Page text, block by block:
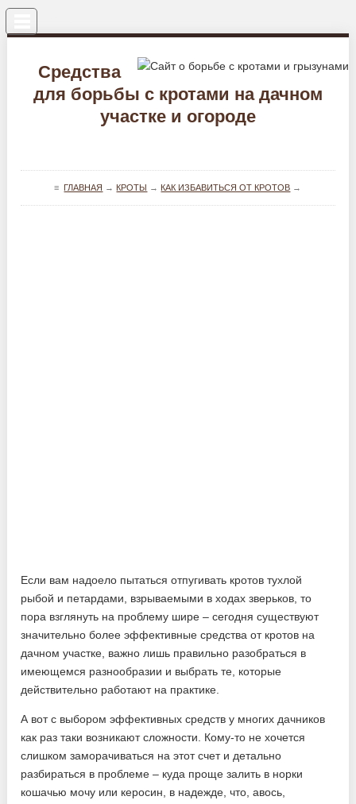
Средства
для борьбы с кротами на дачном
участке и огороде
≡ ГЛАВНАЯ → КРОТЫ → КАК ИЗБАВИТЬСЯ ОТ КРОТОВ →
Если вам надоело пытаться отпугивать кротов тухлой
рыбой и петардами, взрываемыми в ходах зверьков, то
пора взглянуть на проблему шире – сегодня существуют
значительно более эффективные средства от кротов на
дачном участке, важно лишь правильно разобраться в
имеющемся разнообразии и выбрать те, которые
действительно работают на практике.
А вот с выбором эффективных средств у многих дачников
как раз таки возникают сложности. Кому-то не хочется
слишком заморачиваться на этот счет и детально
разбираться в проблеме – куда проще залить в норки
кошачью мочу или керосин, в надежде, что, авось,